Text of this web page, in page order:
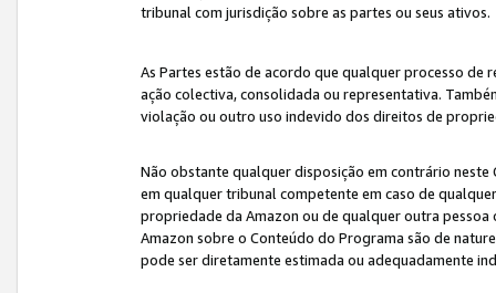
tribunal com jurisdição sobre as partes ou seus ativos.
As Partes estão de acordo que qualquer processo
ação colectiva, consolidada ou representativa.
violação ou outro uso indevido dos direitos de
Não obstante qualquer disposição em contrário
em qualquer tribunal competente em caso de
propriedade da Amazon ou de qualquer outra
Amazon sobre o Conteúdo do Programa são de
pode ser diretamente estimada ou adequadamente